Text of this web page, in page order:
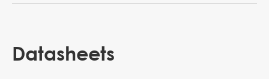
Datasheets